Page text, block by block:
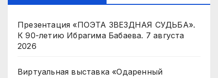
Презентация «ПОЭТА ЗВЕЗДНАЯ СУДЬБА».
К 90-летию Ибрагима Бабаева. 7 августа
2026
Виртуальная выставка «Одаренный